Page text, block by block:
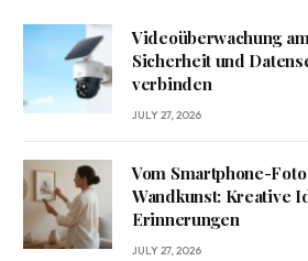
Videoüberwachung
Sicherheit und
verbinden
JULY 27, 2026
Vom Smartphone-
Wandkunst: Kreative
Erinnerungen
JULY 27, 2026